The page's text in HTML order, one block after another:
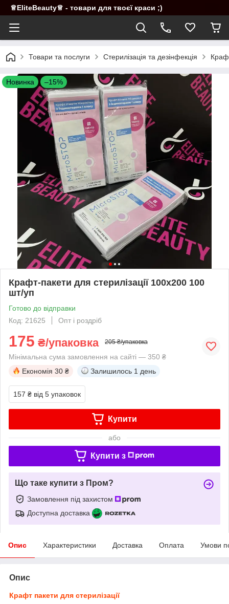
♕EliteBeauty♕ - товари для твоєї краси ;)
Товари та послуги Стерилізація та дезінфекція
Новинка –15%
Крафт-пакети для стерилізації 100х200 100
шт/уп
Готово до відправки
Код: 21625
Опт і роздріб
175 ₴/упаковка 205 ₴/упаковка
Мінімальна сума замовлення на сайті — 350 ₴
Економія 30 ₴ Залишилось 1 день
157 ₴ від 5 упаковок
Купити
або
Купити з
Що таке купити з Пром?
Замовлення під захистом
Доступна доставка
Опис Характеристики Доставка Оплата Умови
Опис
Крафт пакети для стерилізації